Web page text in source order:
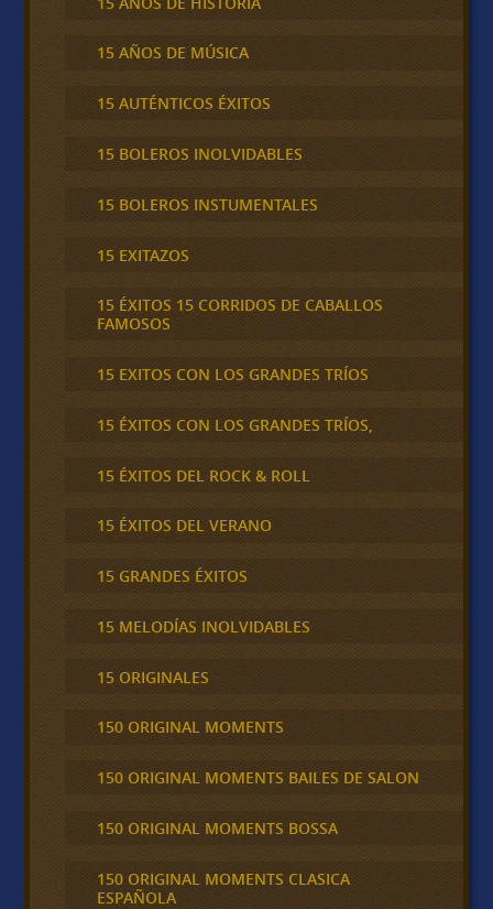
15 AÑOS DE MÚSICA
15 AUTÉNTICOS ÉXITOS
15 BOLEROS INOLVIDABLES
15 BOLEROS INSTUMENTALES
15 EXITAZOS
15 ÉXITOS 15 CORRIDOS DE CABALLOS
FAMOSOS
15 EXITOS CON LOS GRANDES TRÍOS
15 ÉXITOS CON LOS GRANDES TRÍOS,
15 ÉXITOS DEL ROCK & ROLL
15 ÉXITOS DEL VERANO
15 GRANDES ÉXITOS
15 MELODÍAS INOLVIDABLES
15 ORIGINALES
150 ORIGINAL MOMENTS
150 ORIGINAL MOMENTS BAILES DE SALON
150 ORIGINAL MOMENTS BOSSA
150 ORIGINAL MOMENTS CLASICA
ESPAÑOLA